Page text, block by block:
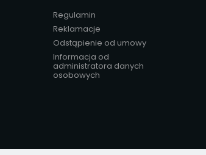
Regulamin
Reklamacje
Odstąpienie od umowy
Informacja od
administratora danych
osobowych